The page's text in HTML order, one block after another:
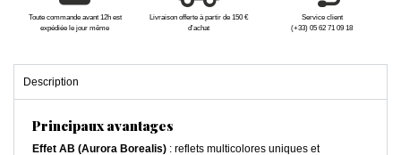
Toute commande avant 12h est
expédiée le jour même
Livraison offerte à partir de 150 €
d'achat
Service client
(+33) 05 62 71 09 18
Description
Principaux avantages
Effet AB (Aurora Borealis) : reflets multicolores uniques et